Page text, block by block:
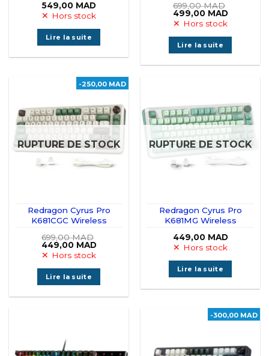
549,00 MAD
Hors stock
Lire la suite
699,00MAD
Le
prix
initial
était :
699,00 MAD.
499,00 MADLe
prix
actuel
est :
Hors stock
Lire la suite
-250,00 MAD
RUPTURE DE STOCK
Redragon Cyrus Pro
K681CGC Wireless
699,00MAD
Le
prix
initial
était :
699,00 MAD.
449,00 MADLe
prix
actuel
est :
Hors stock
Lire la suite
RUPTURE DE STOCK
Redragon Cyrus Pro
K681MG Wireless
449,00 MAD
Hors stock
Lire la suite
-300,00 MAD